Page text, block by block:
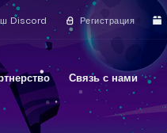
Discord Регистрация
Связь с нами